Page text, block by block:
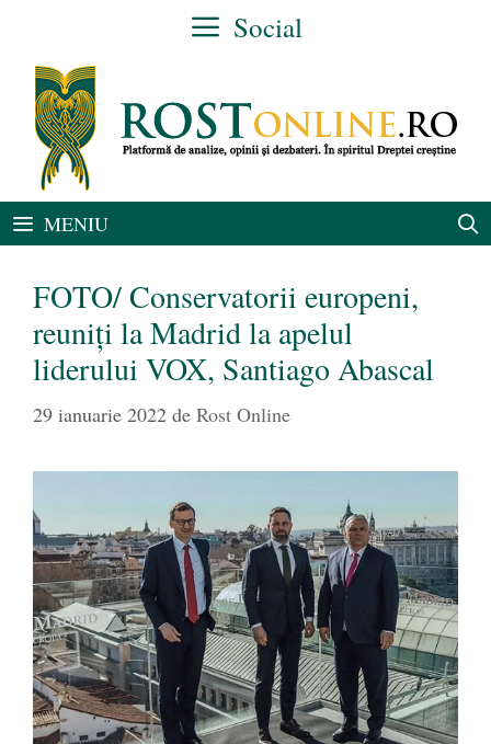
conținut
Social
MENIU
FOTO/ Conservatorii europeni,
reuniți la Madrid la apelul
liderului VOX, Santiago Abascal
29 ianuarie 2022 de Rost Online